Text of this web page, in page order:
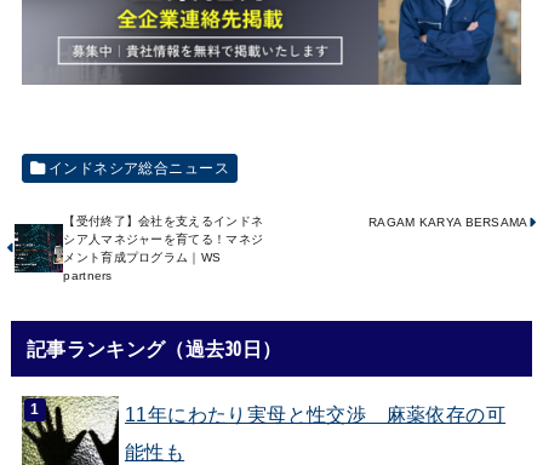
インドネシア総合ニュース
【受付終了】会社を支えるインドネ
シア人マネジャーを育てる！マネジ
メント育成プログラム｜WS
partners
RAGAM KARYA BERSAMA
記事ランキング（過去30日）
11年にわたり実母と性交渉 麻薬依存の可
能性も